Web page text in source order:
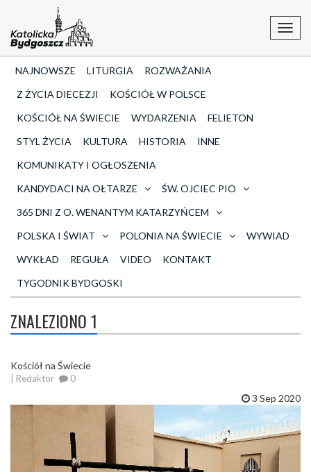
NAJNOWSZE LITURGIA
ROZWAŻANIA
Z ŻYCIA DIECEZJI
KOŚCIÓŁ W POLSCE
KOŚCIÓŁ NA ŚWIECIE
WYDARZENIA
FELIETON
STYL ŻYCIA
KULTURA HISTORIA
INNE
KOMUNIKATY I OGŁOSZENIA
KANDYDACI NA OŁTARZE
ŚW. OJCIEC PIO
365 DNI Z O. WENANTYM KATARZYŃCEM
POLSKA I ŚWIAT
POLONIA NA ŚWIECIE
WYWIAD
WYKŁAD
REGUŁA VIDEO
KONTAKT
TYGODNIK BYDGOSKI
ZNALEZIONO 1
Kościół na Świecie
| Redaktor 0
3 Sep 2020